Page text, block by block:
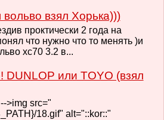
взял Хорька)))
проктически 2 года на
что нужно что то менять )и
xc70 3.2 в...
DUNLOP или TOYO (взял
>img src="
18.gif" alt="::kor::"